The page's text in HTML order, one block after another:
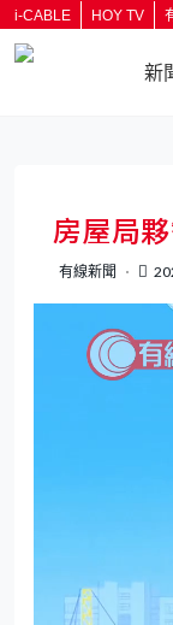
i-CABLE HOY TV
新
房屋局
有線新聞